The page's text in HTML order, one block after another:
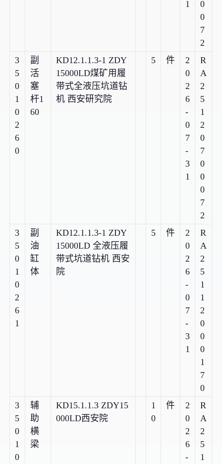
1
0
0
7
2
3
5
0
1
0
2
6
0
副
活
塞
杆1
60
KD12.1.1.3-1 ZDY
15000LD煤矿用履
带式全液压坑道钻
机 西安研究院
5 件
2
0
2
6
-
0
7
-
3
1
R
A
2
5
1
2
0
7
0
0
0
7
2
3
5
0
1
0
2
6
1
副
油
缸
体
KD12.1.1.3-1 ZDY
15000LD 全液压履
带式坑道钻机 西安
院
5 件
2
0
2
6
-
0
7
-
3
1
R
A
2
5
1
1
2
0
0
0
1
7
0
3
5
0
1
0
辅
助
横
梁
KD15.1.1.3 ZDY15
000LD西安院
1
0
件
2
0
2
6
-
R
A
2
5
1